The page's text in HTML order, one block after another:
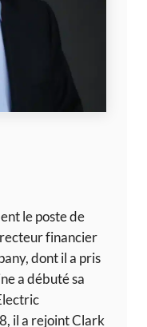
le poste de
financier
dont il a pris
a débuté sa
il a rejoint Clark